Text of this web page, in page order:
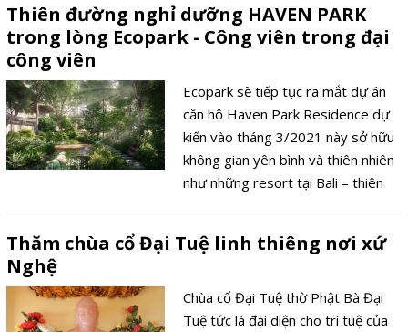
rằng tên lửa này sẽ rơi trên vùng
biển quốc tế không làm ảnh hưởng
Thiên đường nghỉ dưỡng HAVEN PARK
trong lòng Ecopark - Công viên trong đại
công viên
Ecopark sẽ tiếp tục ra mắt dự án
căn hộ Haven Park Residence dự
kiến vào tháng 3/2021 này sở hữu
không gian yên bình và thiên nhiên
như những resort tại Bali – thiên
Thăm chùa cổ Đại Tuệ linh thiêng nơi xứ
Nghệ
Chùa cổ Đại Tuệ thờ Phật Bà Đại
Tuệ tức là đại diện cho trí tuệ của